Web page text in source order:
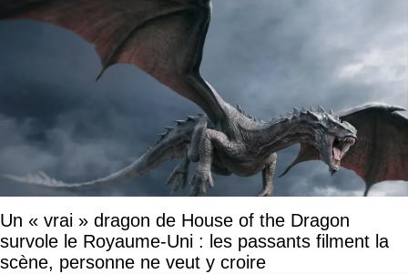
Un « vrai » dragon de House of the Dragon
survole le Royaume-Uni : les passants filment la
scène, personne ne veut y croire